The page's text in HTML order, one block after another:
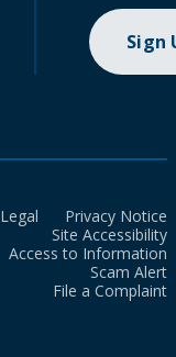
Sign
Legal
Privacy Notice
Site Accessibility
Access to Information
Scam Alert
File a Complaint